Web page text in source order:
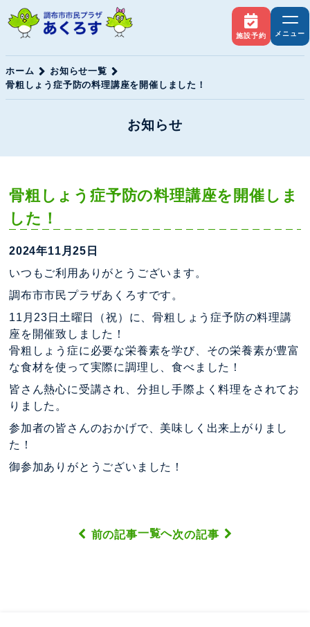
施設予約 メニュー
ホーム
お知らせ一覧
骨粗しょう症予防の料理講座を開催しました！
お知らせ
骨粗しょう症予防の料理講座を開催しま
した！
2024年11月25日
いつもご利用ありがとうございます。
調布市市民プラザあくろすです。
11月23日土曜日（祝）に、骨粗しょう症予防の料理講
座を開催致しました！
骨粗しょう症に必要な栄養素を学び、その栄養素が豊富
な食材を使って実際に調理し、食べました！
皆さん熱心に受講され、分担し手際よく料理をされてお
りました。
参加者の皆さんのおかげで、美味しく出来上がりまし
た！
御参加ありがとうございました！
前の記事一覧へ次の記事